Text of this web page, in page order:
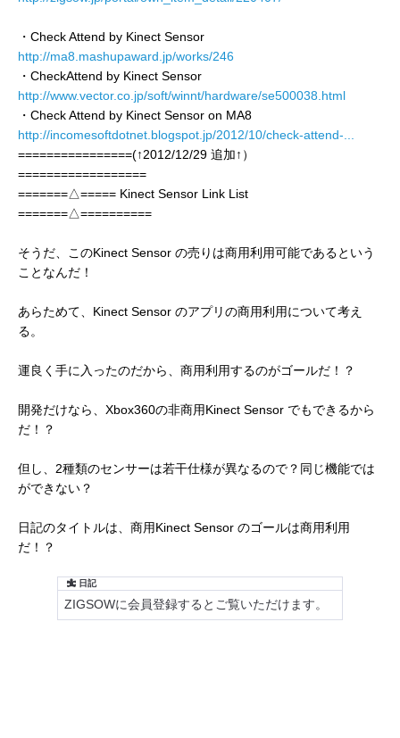
・Check Attend by Kinect Sensor
http://ma8.mashupaward.jp/works/246
・CheckAttend by Kinect Sensor
http://www.vector.co.jp/soft/winnt/hardware/se500038.html
・Check Attend by Kinect Sensor on MA8
http://incomesoftdotnet.blogspot.jp/2012/10/check-attend-...
================(↑2012/12/29 追加↑）
==================
=======△===== Kinect Sensor Link List
=======△==========
そうだ、このKinect Sensor の売りは商用利用可能であるという
ことなんだ！
あらためて、Kinect Sensor のアプリの商用利用について考え
る。
運良く手に入ったのだから、商用利用するのがゴールだ！？
開発だけなら、Xbox360の非商用Kinect Sensor でもできるから
だ！？
但し、2種類のセンサーは若干仕様が異なるので？同じ機能では
ができない？
日記のタイトルは、商用Kinect Sensor のゴールは商用利用
だ！？